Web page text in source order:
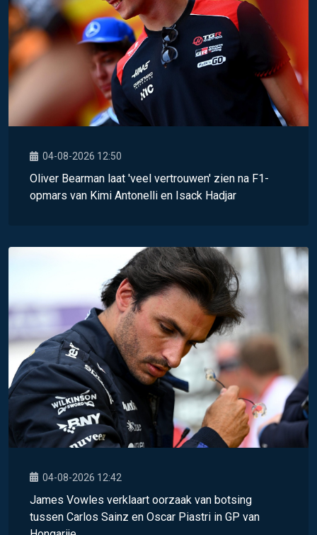
04-08-2026 12:50
Oliver Bearman laat 'veel vertrouwen' zien na F1-
opmars van Kimi Antonelli en Isack Hadjar
04-08-2026 12:42
James Vowles verklaart oorzaak van botsing
tussen Carlos Sainz en Oscar Piastri in GP van